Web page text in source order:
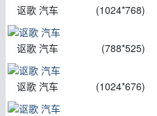
讴歌 汽车 (1024*768)
讴歌 汽车 (788*525)
讴歌 汽车 (1024*676)